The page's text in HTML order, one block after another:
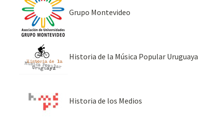
Grupo Montevideo
Historia de la Música Popular Uruguaya
Historia de los Medios